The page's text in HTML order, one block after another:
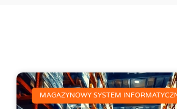
MAGAZYNOWY SYSTEM